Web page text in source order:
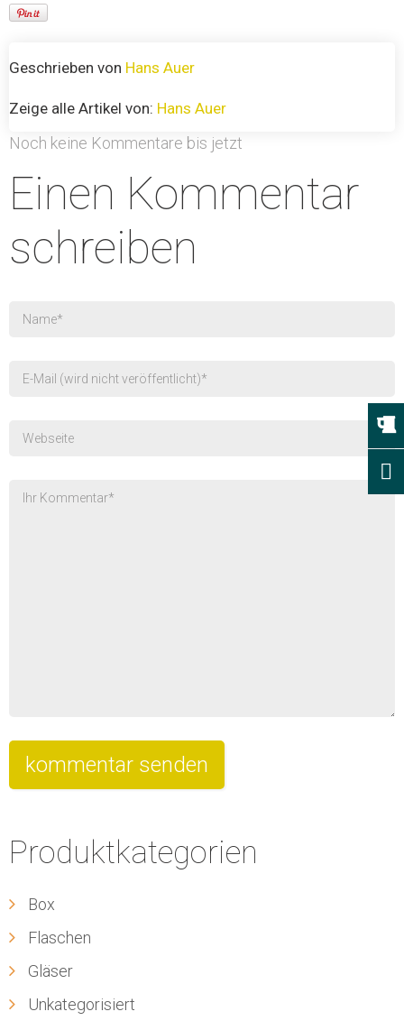
Geschrieben von Hans Auer
Zeige alle Artikel von: Hans Auer
Noch keine Kommentare bis jetzt
Einen Kommentar
schreiben
Produktkategorien
Box
Flaschen
Gläser
Unkategorisiert